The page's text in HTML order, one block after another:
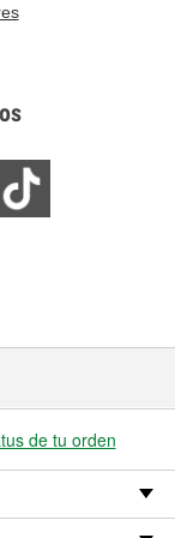
de tu orden